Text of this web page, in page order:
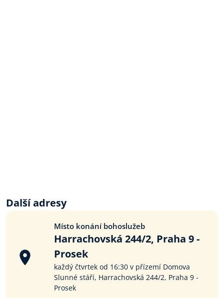
Další adresy
Místo konání bohoslužeb
Harrachovská 244/2, Praha 9 -
Prosek
každý čtvrtek od 16:30 v přízemí Domova
Slunné stáří, Harrachovská 244/2, Praha 9 -
Prosek